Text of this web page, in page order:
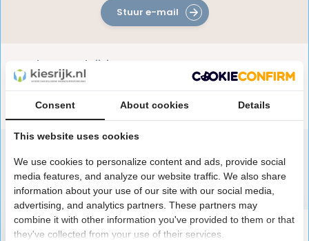
Productomschrijving
Reviews
Stuur e-mail
Speciaal aanbevolen voor jou
Consent About cookies Details
This website uses cookies
We use cookies to personalize content and ads, provide social
media features, and analyze our website traffic. We also share
information about your use of our site with our social media,
advertising, and analytics partners. These partners may
combine it with other information you've provided to them or that
they've collected from your use of their services.